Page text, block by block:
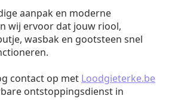
aanpak en moderne
wij ervoor dat jouw riool,
wasbak en gootsteen snel
contact op met Loodgieterke.be
ontstoppingsdienst in